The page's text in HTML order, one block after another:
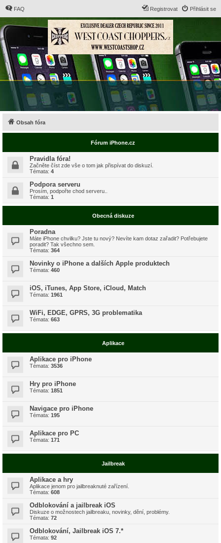
FAQ Přihlásit se
Registrovat
Obsah fóra
Fórum iPhone.cz
Pravidla fóra!
Začněte číst zde vše o tom jak přispívat do diskuzí.
Témata: 4
Podpora serveru
Prosím, podpořte chod serveru..
Témata: 1
Obecná diskuze
Poradna
Máte iPhone chvilku? Jste tu nový? Nevíte kam dotaz zařadit? Potřebujete
poradit? Tak všechno sem.
Témata: 364
Novinky o iPhone a dalších Apple produktech
Témata: 460
iOS, iTunes, App Store, iCloud, Match
Témata: 1961
WiFi, EDGE, GPRS, 3G problematika
Témata: 663
Aplikace
Aplikace pro iPhone
Témata: 3536
Hry pro iPhone
Témata: 1851
Navigace pro iPhone
Témata: 195
Aplikace pro PC
Témata: 171
Jailbreak
Aplikace a hry
Aplikace jenom pro jailbreaknuté zařízení.
Témata: 608
Odblokování a jailbreak iOS
Diskuze o možnostech jailbreaku, novinky, dění, problémy.
Témata: 72
Odblokování, Jailbreak iOS 7.*
Témata: 92